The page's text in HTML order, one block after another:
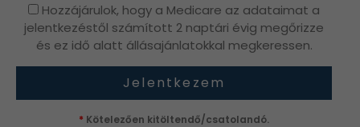
Hozzájárulok, hogy a Medicare az adataimat a
jelentkezéstől számított 2 naptári évig megőrizze
és ez idő alatt állásajánlatokkal megkeressen.
* Kötelezően kitöltendő/csatolandó.